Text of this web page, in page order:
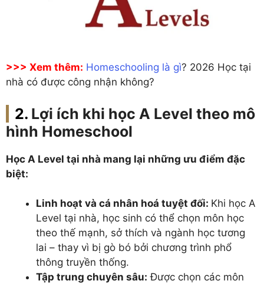
>>> Xem thêm: Homeschooling là gì? 2026 Học tại
nhà có được công nhận không?
Lợi ích khi học A Level theo mô
hình Homeschool
Học A Level tại nhà mang lại những ưu điểm đặc
biệt:
Linh hoạt và cá nhân hoá tuyệt đối: Khi học A
Level tại nhà, học sinh có thể chọn môn học
theo thế mạnh, sở thích và ngành học tương
lai – thay vì bị gò bó bởi chương trình phổ
thông truyền thống.
Tập trung chuyên sâu: Được chọn các môn